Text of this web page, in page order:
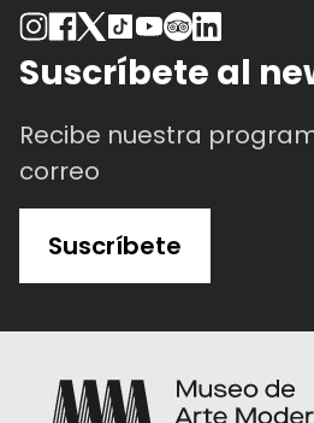
Suscríbete al
Recibe nuestra
correo
Suscríbete